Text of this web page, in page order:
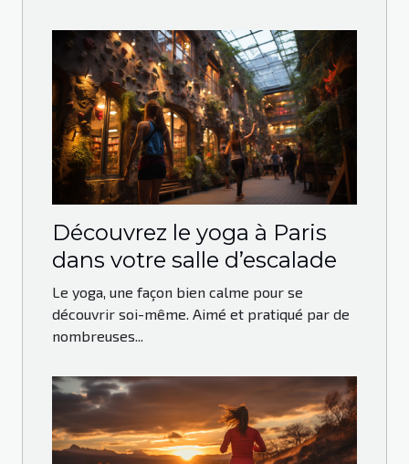
Découvrez le yoga à Paris
dans votre salle d’escalade
Le yoga, une façon bien calme pour se
découvrir soi-même. Aimé et pratiqué par de
nombreuses...